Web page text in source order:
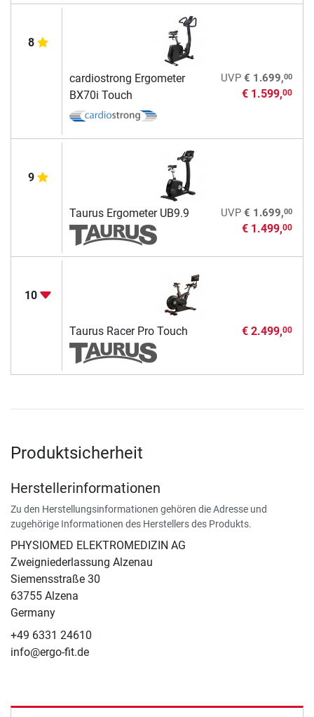
8
cardiostrong Ergometer
BX70i Touch
UVP € 1.699,00
€ 1.599,00
9
Taurus Ergometer UB9.9 UVP € 1.699,00
€ 1.499,00
10
Taurus Racer Pro Touch € 2.499,00
Produktsicherheit
Herstellerinformationen
Zu den Herstellungsinformationen gehören die Adresse und
zugehörige Informationen des Herstellers des Produkts.
PHYSIOMED ELEKTROMEDIZIN AG
Zweigniederlassung Alzenau
Siemensstraße 30
63755 Alzena
Germany
+49 6331 24610
info@ergo-fit.de